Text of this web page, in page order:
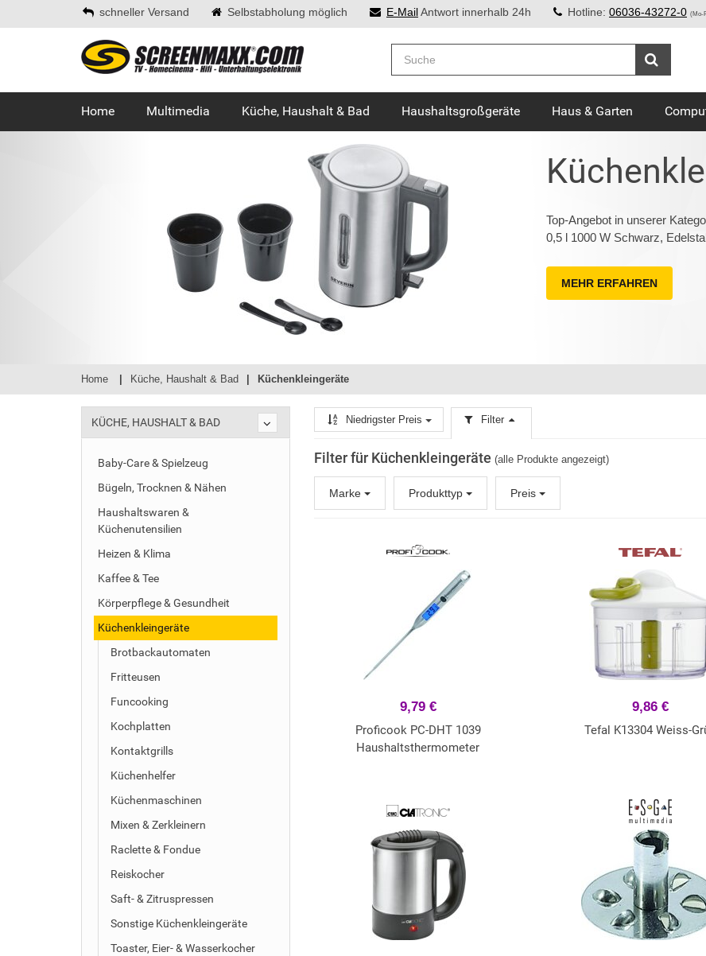
schneller Versand Selbstabholung möglich E-MailAntwort innerhalb 24h Hotline: 06036-43272-0 (Mo-
Home Multimedia Küche, Haushalt & Bad Haushaltsgroßgeräte Haus & Garten
Top-Angebot in unserer
0,5 l 1000 W Schwarz,
MEHR ERFAHREN
Home Küche, Haushalt & Bad Küchenkleingeräte
KÜCHE, HAUSHALT & BAD
Baby-Care & Spielzeug
Bügeln, Trocknen & Nähen
Haushaltswaren &
Küchenutensilien
Heizen & Klima
Kaffee & Tee
Körperpflege & Gesundheit
Küchenkleingeräte
Brotbackautomaten
Fritteusen
Funcooking
Kochplatten
Kontaktgrills
Küchenhelfer
Küchenmaschinen
Mixen & Zerkleinern
Raclette & Fondue
Reiskocher
Saft- & Zitruspressen
Sonstige Küchenkleingeräte
Toaster, Eier- & Wasserkocher
Niedrigster Preis Filter
Filter für Küchenkleingeräte (alle Produkte angezeigt)
Marke Produkttyp Preis
9,79 €
Proficook PC-DHT 1039
Haushaltsthermometer
9,86 €
Tefal K13304 Weiss-